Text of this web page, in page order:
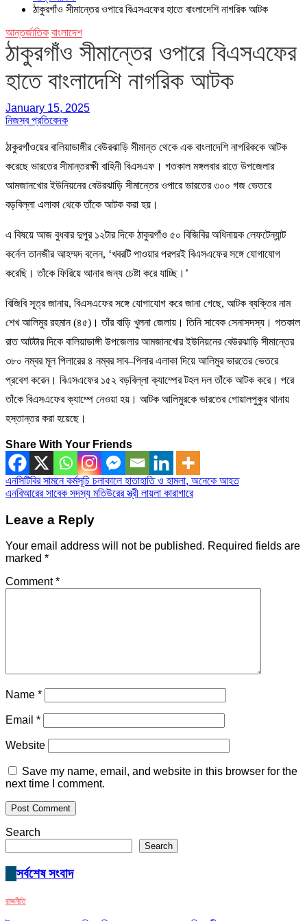
ঠাকুরগাঁও সীমান্তের ওপারে বিএসএফের হাতে বাংলাদেশি নাগরিক আটক
আন্তর্জাতিক বাংলাদেশ
ঠাকুরগাঁও সীমান্তের ওপারে বিএসএফের
হাতে বাংলাদেশি নাগরিক আটক
January 15, 2025
নিজস্ব প্রতিবেদক
ঠাকুরগাঁওয়ের বালিয়াডাঙ্গীর বেউরঝাড়ি সীমান্ত থেকে এক বাংলাদেশি নাগরিককে আটক
করেছে ভারতের সীমান্তরক্ষী বাহিনী বিএসএফ। গতকাল মঙ্গলবার রাতে উপজেলার
আমজানখোর ইউনিয়নের বেউরঝাড়ি সীমান্তের ওপারে ভারতের ৩০০ গজ ভেতরে
বড়বিল্লা এলাকা থেকে তাঁকে আটক করা হয়।
এ বিষয়ে আজ বুধবার দুপুর ১২টার দিকে ঠাকুরগাঁও ৫০ বিজিবির অধিনায়ক লেফটেন্যান্ট
কর্নেল তানজীর আহম্মদ বলেন, ‘খবরটি পাওয়ার পরপরই বিএসএফের সঙ্গে যোগাযোগ
করেছি। তাঁকে ফিরিয়ে আনার জন্য চেষ্টা করে যাচ্ছি।’
বিজিবি সূত্র জানায়, বিএসএফের সঙ্গে যোগাযোগ করে জানা গেছে, আটক ব্যক্তির নাম
শেখ আলিমুর রহমান (৪৫)। তাঁর বাড়ি খুলনা জেলায়। তিনি সাবেক সেনাসদস্য। গতকাল
রাত আটটার দিকে বালিয়াডাঙ্গী উপজেলার আমজানখোর ইউনিয়নের বেউরঝাড়ি সীমান্তের
৩৮০ নম্বর মূল পিলারের ৪ নম্বর সাব–পিলার এলাকা দিয়ে আলিমুর ভারতের ভেতরে
প্রবেশ করেন। বিএসএফের ১৫২ বড়বিল্লা ক্যাম্পের টহল দল তাঁকে আটক করে। পরে
তাঁকে বিএসএফের ক্যাম্পে নেওয়া হয়। আটক আলিমুরকে ভারতের গোয়ালপুকুর থানায়
হস্তান্তর করা হয়েছে।
Share With Your Friends
Post
navigation
এনসিটিবির সামনে কর্মসূচি চলাকালে হাতাহাতি ও হামলা, অনেকে আহত
এনবিআরের সাবেক সদস্য মতিউরের স্ত্রী লায়লা কারাগারে
Leave a Reply
Your email address will not be published. Required fields are
marked *
Comment*
Name *
Email *
Website
Save my name, email, and website in this browser for the
next time I comment.
Search
Search
সর্বশেষ সংবাদ
রাজনীতি